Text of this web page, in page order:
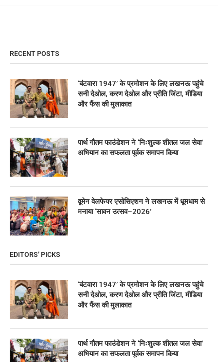
RECENT POSTS
‘बंटवारा 1947’ के प्रमोशन के लिए लखनऊ पहुंचे
सनी देओल, करण देओल और प्रीति जिंटा, मीडिया
और फैंस की मुलाकात
पार्थ गौतम फाउंडेशन ने ‘निःशुल्क शीतल जल सेवा’
अभियान का सफलता पूर्वक समापन किया
वूमेन वेलफेयर एसोसिएशन ने लखनऊ में धूमधाम से
मनाया ‘सावन उत्सव–2026’
EDITORS’ PICKS
‘बंटवारा 1947’ के प्रमोशन के लिए लखनऊ पहुंचे
सनी देओल, करण देओल और प्रीति जिंटा, मीडिया
और फैंस की मुलाकात
पार्थ गौतम फाउंडेशन ने ‘निःशुल्क शीतल जल सेवा’
अभियान का सफलता पूर्वक समापन किया